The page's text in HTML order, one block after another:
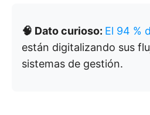
🧠 Dato curioso: El 94 %
están digitalizando sus
sistemas de gestión.